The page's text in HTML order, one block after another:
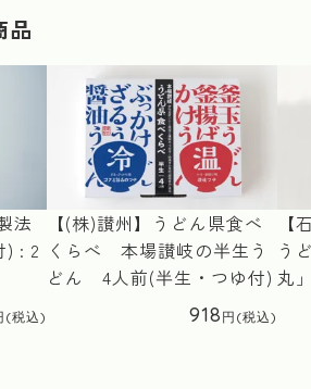
品
法
) : 2
【(株)讃州】うどん県食べ
くらべ 本場讃岐の半生う
どん 4人前(半生・つゆ付)
918
う
丸